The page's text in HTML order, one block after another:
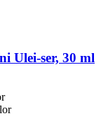
Ulei-​ser, 30 ml